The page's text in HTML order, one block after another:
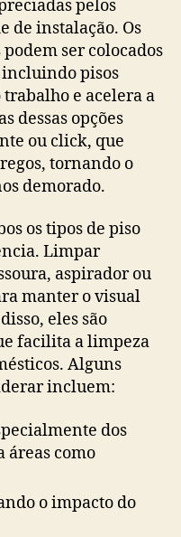
pelos
de instalação. Os
ser colocados
pisos
e acelera a
dessas opções
ou click, que
tornando o
demorado.
os tipos de piso
Limpar
aspirador ou
manter o visual
eles são
facilita a limpeza
Alguns
incluem:
dos
áreas como
o impacto do